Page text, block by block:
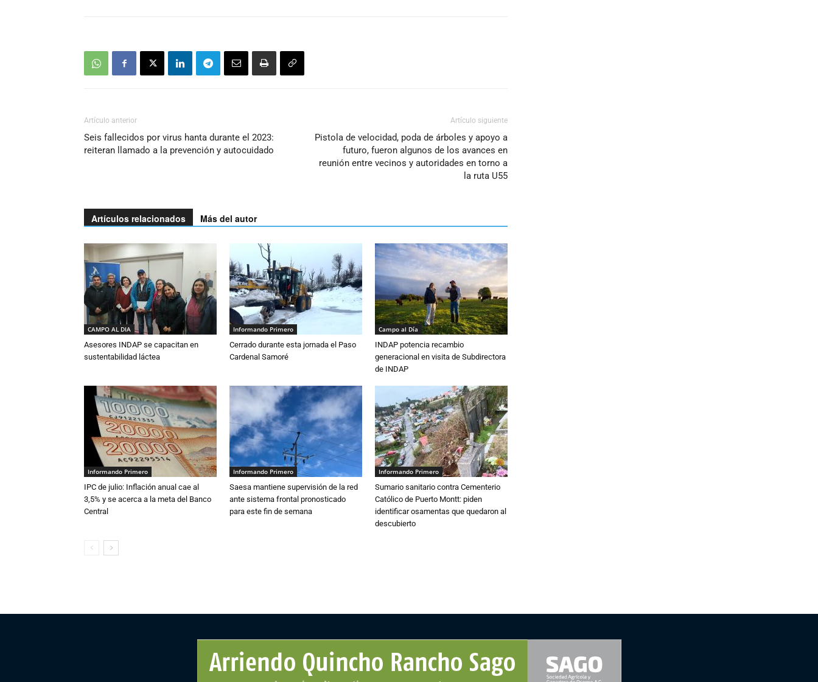
Artículo anterior
Seis fallecidos por virus hanta durante el 2023:
reiteran llamado a la prevención y autocuidado
Artículo siguiente
Pistola de velocidad, poda de árboles y apoyo a
futuro, fueron algunos de los avances en
reunión entre vecinos y autoridades en torno a
la ruta U55
Artículos relacionados Más del autor
CAMPO AL DIA
Asesores INDAP se capacitan en
sustentabilidad láctea
Informando Primero
Cerrado durante esta jornada el Paso
Cardenal Samoré
Campo al Día
INDAP potencia recambio
generacional en visita de Subdirectora
de INDAP
Informando Primero
IPC de julio: Inflación anual cae al
3,5% y se acerca a la meta del Banco
Central
Informando Primero
Saesa mantiene supervisión de la red
ante sistema frontal pronosticado
para este fin de semana
Informando Primero
Sumario sanitario contra Cementerio
Católico de Puerto Montt: piden
identificar osamentas que quedaron al
descubierto